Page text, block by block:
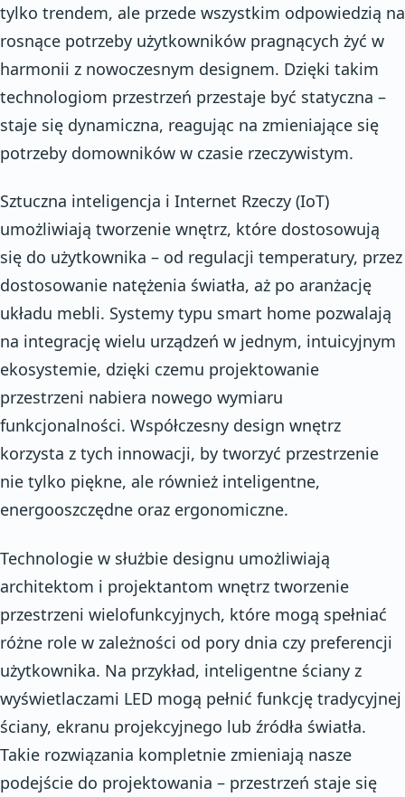
tylko trendem, ale przede wszystkim odpowiedzią na
rosnące potrzeby użytkowników pragnących żyć w
harmonii z nowoczesnym designem. Dzięki takim
technologiom przestrzeń przestaje być statyczna –
staje się dynamiczna, reagując na zmieniające się
potrzeby domowników w czasie rzeczywistym.
Sztuczna inteligencja i Internet Rzeczy (IoT)
umożliwiają tworzenie wnętrz, które dostosowują
się do użytkownika – od regulacji temperatury, przez
dostosowanie natężenia światła, aż po aranżację
układu mebli. Systemy typu smart home pozwalają
na integrację wielu urządzeń w jednym, intuicyjnym
ekosystemie, dzięki czemu projektowanie
przestrzeni nabiera nowego wymiaru
funkcjonalności. Współczesny design wnętrz
korzysta z tych innowacji, by tworzyć przestrzenie
nie tylko piękne, ale również inteligentne,
energooszczędne oraz ergonomiczne.
Technologie w służbie designu umożliwiają
architektom i projektantom wnętrz tworzenie
przestrzeni wielofunkcyjnych, które mogą spełniać
różne role w zależności od pory dnia czy preferencji
użytkownika. Na przykład, inteligentne ściany z
wyświetlaczami LED mogą pełnić funkcję tradycyjnej
ściany, ekranu projekcyjnego lub źródła światła.
Takie rozwiązania kompletnie zmieniają nasze
podejście do projektowania – przestrzeń staje się